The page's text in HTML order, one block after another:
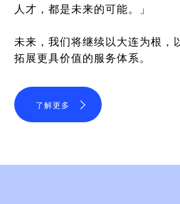
人才，都是未来的可能。」
未来，我们将继续以大连为根，
拓展更具价值的服务体系。
了解更多